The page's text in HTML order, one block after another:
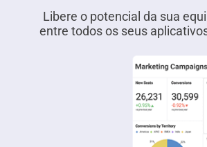
Libere o potencial da sua
entre todos os seus